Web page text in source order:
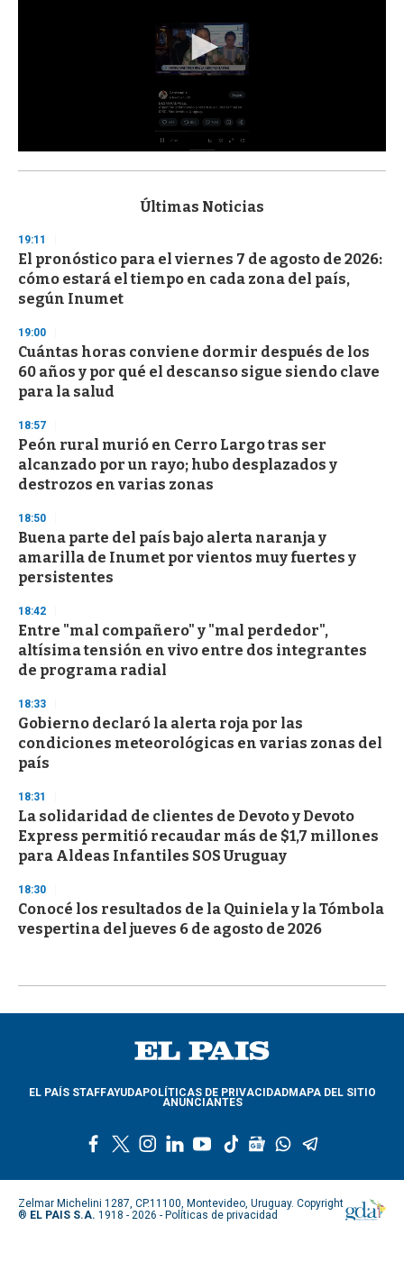
s
d
s
o
f
3
s
e
c
o
n
d
s
Últimas Noticias
19:11
El pronóstico para el viernes 7 de agosto de 2026:
cómo estará el tiempo en cada zona del país,
según Inumet
19:00
Cuántas horas conviene dormir después de los
60 años y por qué el descanso sigue siendo clave
para la salud
18:57
Peón rural murió en Cerro Largo tras ser
alcanzado por un rayo; hubo desplazados y
destrozos en varias zonas
18:50
Buena parte del país bajo alerta naranja y
amarilla de Inumet por vientos muy fuertes y
persistentes
18:42
Entre "mal compañero" y "mal perdedor",
altísima tensión en vivo entre dos integrantes
de programa radial
18:33
Gobierno declaró la alerta roja por las
condiciones meteorológicas en varias zonas del
país
18:31
La solidaridad de clientes de Devoto y Devoto
Express permitió recaudar más de $1,7 millones
para Aldeas Infantiles SOS Uruguay
18:30
Conocé los resultados de la Quiniela y la Tómbola
vespertina del jueves 6 de agosto de 2026
EL PAÍS STAFFAYUDAPOLÍTICAS DE PRIVACIDADMAPA DEL SITIO
ANUNCIANTES
c
e
b
w
i
t
s
t
a
l
n
k
e
y
u
u
t
k
o
g
o
l
w
a
s
l
e
g
Zelmar Michelini 1287, CP.11100, Montevideo, Uruguay. Copyright
® EL PAIS S.A. 1918 - 2026 - Políticas de privacidad